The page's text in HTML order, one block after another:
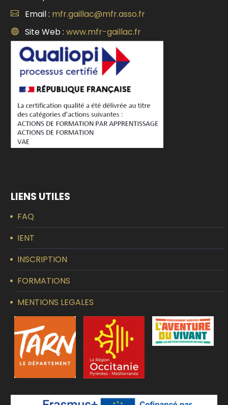
Email : mfr.gaillac@mfr.asso.fr
Site Web : www.mfr-gaillac.fr
LIENS UTILES
FAQ
IENT
INSCRIPTION
FORMATIONS
MENTIONS LEGALES